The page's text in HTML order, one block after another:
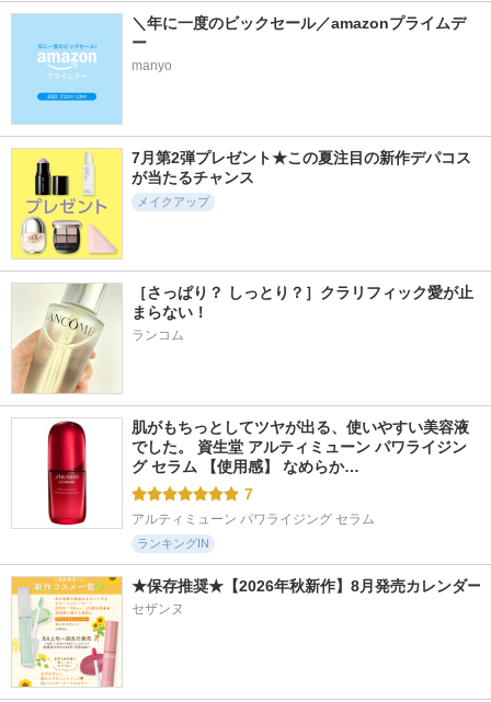
キューミ―ボムショ
ットリッププランパ
ー
5.5
535件
ジューシーデューイ
グロウティント
dasique
セラム
AGE20'S(エージトウ
リッツ
＼年に一度のビックセール／amazonプライムデ
ー
manyo
7月第2弾プレゼント★この夏注目の新作デパコス
が当たるチャンス
メイクアップ
［さっぱり？ しっとり？］クラリフィック愛が止
まらない！
ランコム
肌がもちっとしてツヤが出る、使いやすい美容液
でした。 資生堂 アルティミューン パワライジン
グ セラム 【使用感】 なめらか…
7
アルティミューン パワライジング セラム
ランキングIN
★保存推奨★【2026年秋新作】8月発売カレンダー
セザンヌ